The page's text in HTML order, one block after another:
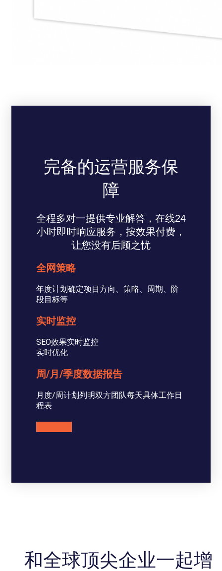
完备的运营服务保
障
全程多对一提供专业解答，在线24
小时即时响应服务，按效果付费，
让您没有后顾之忧
全网策略
年度计划确定项目方向、策略、周期、阶
段目标等
实时监控
SEO效果实时监控
实时优化
周/月/季度数据报告
月度/周计划列明双方团队每天具体工作日
程表
和全球顶尖企业一起增